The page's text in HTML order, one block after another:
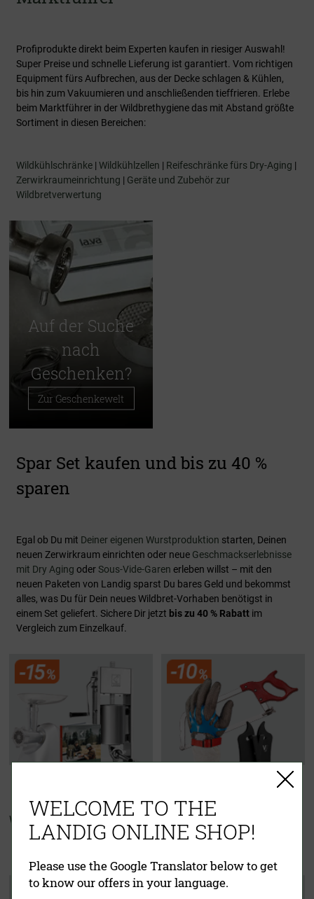
Profiprodukte direkt beim Experten kaufen in riesiger Auswahl!
Super Preise und schnelle Lieferung ist garantiert. Vom richtigen
Equipment fürs Aufbrechen, aus der Decke schlagen & Kühlen,
bis hin zum Vakuumieren und anschließenden tieffrieren. Erlebe
beim Marktführer in der Wildbrethygiene das mit Abstand größte
Sortiment in diesen Bereichen:
Wildkühlschränke | Wildkühlzellen | Reifeschränke fürs Dry-Aging |
Zerwirkraumeinrichtung | Geräte und Zubehör zur
Wildbretverwertung
Auf der Suche
nach
Geschenken?
Zur Geschenkewelt
Spar Set kaufen und bis zu 40 %
sparen
Egal ob Du mit Deiner eigenen Wurstproduktion starten, Deinen
neuen Zerwirkraum einrichten oder neue Geschmackserlebnisse
mit Dry Aging oderSous-Vide-Garen erleben willst – mit den
neuen Paketen von Landig sparst Du bares Geld und bekommst
alles, was Du für Dein neues Wildbret-Vorhaben benötigst in
einem Set geliefert. Sichere Dir jetzt bis zu 40 % Rabatt im
Vergleich zum Einzelkauf.
Wurster Starter Set
Zerwirkset
"Für echte Jäger"
WELCOME TO THE
LANDIG ONLINE SHOP!
Please use the Google Translator below to get
to know our offers in your language.